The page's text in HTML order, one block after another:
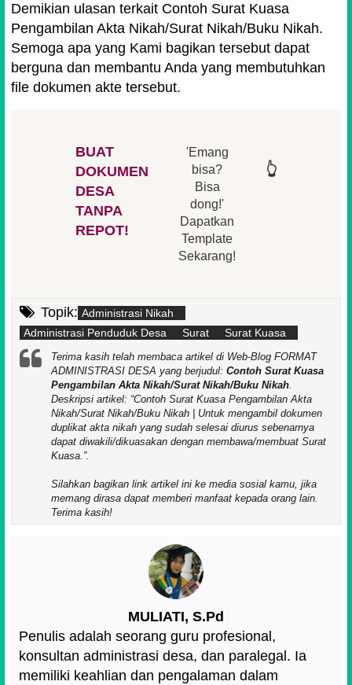
Demikian ulasan terkait Contoh Surat Kuasa
Pengambilan Akta Nikah/Surat Nikah/Buku Nikah.
Semoga apa yang Kami bagikan tersebut dapat
berguna dan membantu Anda yang membutuhkan
file dokumen akte tersebut.
BUAT
DOKUMEN
DESA
TANPA
REPOT!
'Emang
bisa?
Bisa
dong!'
Dapatkan
Template
Sekarang!
👆
Topik: Administrasi Nikah
Administrasi Penduduk Desa
Surat Surat Kuasa
Terima kasih telah membaca artikel di Web-Blog FORMAT
ADMINISTRASI DESA yang berjudul: Contoh Surat Kuasa
Pengambilan Akta Nikah/Surat Nikah/Buku Nikah.
Deskripsi artikel: Contoh Surat Kuasa Pengambilan Akta
Nikah/Surat Nikah/Buku Nikah | Untuk mengambil dokumen
duplikat akta nikah yang sudah selesai diurus sebenarnya
dapat diwakili/dikuasakan dengan membawa/membuat Surat
Kuasa. .
Silahkan bagikan link artikel ini ke media sosial kamu, jika
memang dirasa dapat memberi manfaat kepada orang lain.
Terima kasih!
MULIATI, S.Pd
Penulis adalah seorang guru profesional,
konsultan administrasi desa, dan paralegal. Ia
memiliki keahlian dan pengalaman dalam